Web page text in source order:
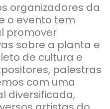
organizadores da
o evento tem
promover
sobre a planta e
de cultura e
palestras
com uma
diversificada,